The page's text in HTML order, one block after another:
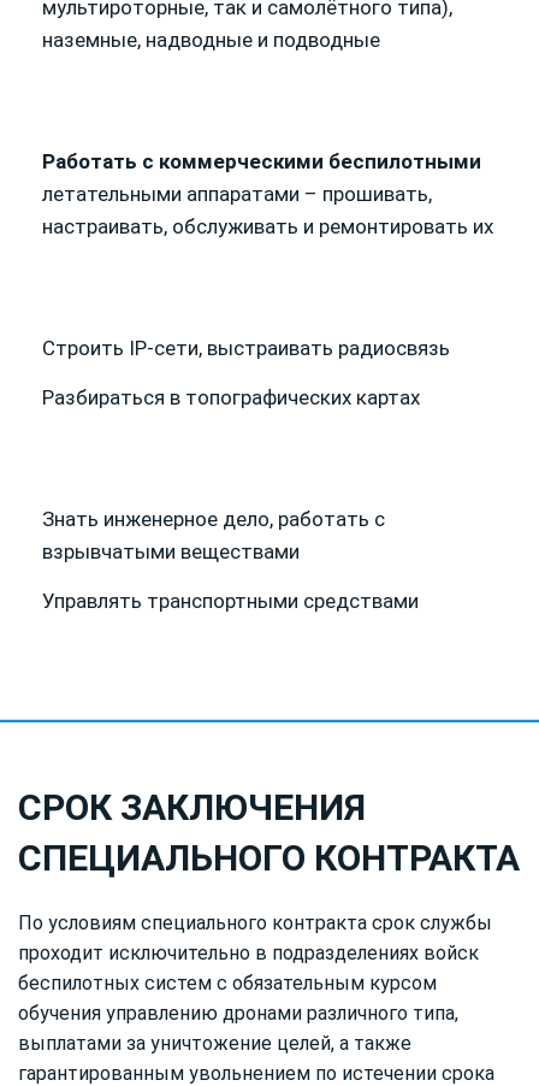
мультироторные, так и самолётного типа),
наземные, надводные и подводные
Работать с коммерческими беспилотными
летательными аппаратами – прошивать,
настраивать, обслуживать и ремонтировать их
Строить IP-сети, выстраивать радиосвязь
Разбираться в топографических картах
Знать инженерное дело, работать с
взрывчатыми веществами
Управлять транспортными средствами
СРОК ЗАКЛЮЧЕНИЯ
СПЕЦИАЛЬНОГО КОНТРАКТА
По условиям специального контракта срок службы
проходит исключительно в подразделениях войск
беспилотных систем с обязательным курсом
обучения управлению дронами различного типа,
выплатами за уничтожение целей, а также
гарантированным увольнением по истечении срока